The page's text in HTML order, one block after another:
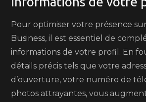
Pour optimiser votre présence
Business, il est essentiel de
informations de votre profil. En
détails précis tels que votre
d’ouverture, votre numéro de
photos attrayantes, vous